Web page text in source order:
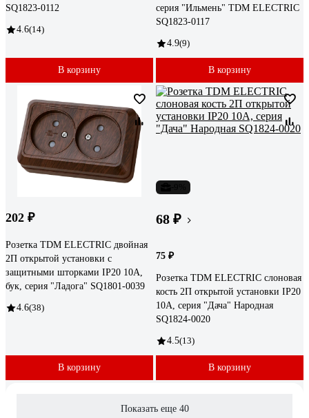
SQ1823-0112
4.6(14)
В корзину
серия "Ильмень" TDM ELECTRIC
SQ1823-0117
4.9(9)
В корзину
202 ₽
Розетка TDM ELECTRIC двойная
2П открытой установки с
защитными шторками IP20 10А,
бук, серия "Ладога" SQ1801-0039
4.6(38)
В корзину
68 ₽
75 ₽
Розетка TDM ELECTRIC слоновая
кость 2П открытой установки IP20
10А, серия "Дача" Народная
SQ1824-0020
4.5(13)
В корзину
Показать еще 40